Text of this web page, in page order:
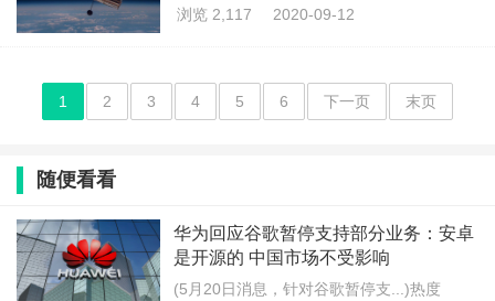
浏览 2,117 2020-09-12
1 2 3 4 5 6 下一页 末页
随便看看
华为回应谷歌暂停支持部分业务：安卓
是开源的 中国市场不受影响
(5月20日消息，针对谷歌暂停支...)热度